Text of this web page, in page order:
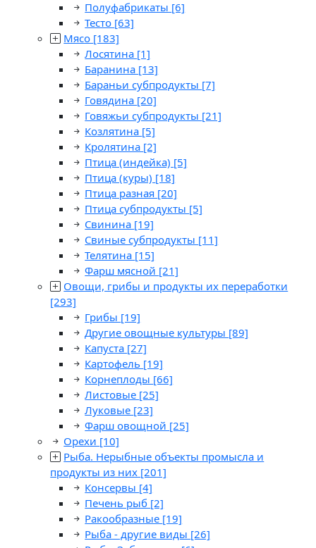
Полуфабрикаты [6]
Тесто [63]
Мясо [183]
Лосятина [1]
Баранина [13]
Бараньи субпродукты [7]
Говядина [20]
Говяжьи субпродукты [21]
Козлятина [5]
Кролятина [2]
Птица (индейка) [5]
Птица (куры) [18]
Птица разная [20]
Птица субпродукты [5]
Свинина [19]
Свиные субпродукты [11]
Телятина [15]
Фарш мясной [21]
Овощи, грибы и продукты их переработки
[293]
Грибы [19]
Другие овощные культуры [89]
Капуста [27]
Картофель [19]
Корнеплоды [66]
Листовые [25]
Луковые [23]
Фарш овощной [25]
Орехи [10]
Рыба. Нерыбные объекты промысла и
продукты из них [201]
Консервы [4]
Печень рыб [2]
Ракообразные [19]
Рыба - другие виды [26]